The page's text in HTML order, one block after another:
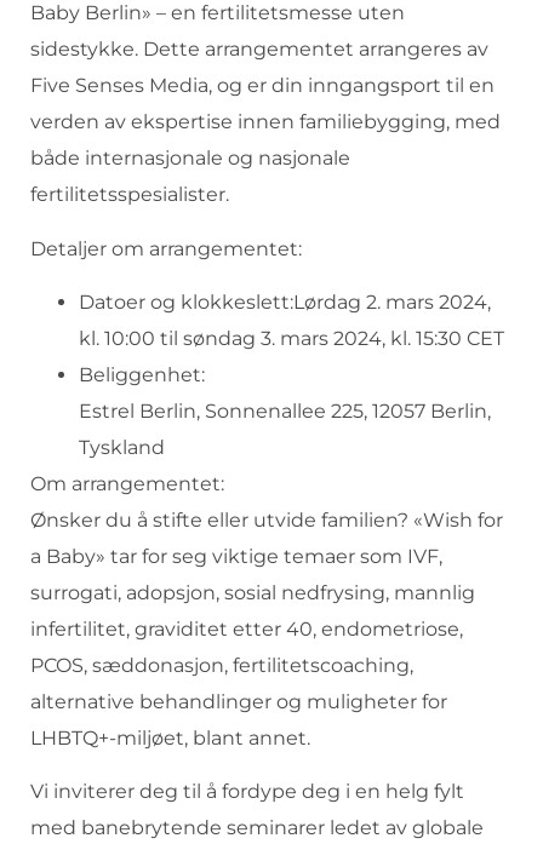
Baby Berlin» – en fertilitetsmesse uten
sidestykke. Dette arrangementet arrangeres av
Five Senses Media, og er din inngangsport til en
verden av ekspertise innen familiebygging, med
både internasjonale og nasjonale
fertilitetsspesialister.
Detaljer om arrangementet:
Datoer og klokkeslett:Lørdag 2. mars 2024,
kl. 10:00 til søndag 3. mars 2024, kl. 15:30 CET
Beliggenhet:
Estrel Berlin, Sonnenallee 225, 12057 Berlin,
Tyskland
Om arrangementet:
Ønsker du å stifte eller utvide familien? «Wish for
a Baby» tar for seg viktige temaer som IVF,
surrogati, adopsjon, sosial nedfrysing, mannlig
infertilitet, graviditet etter 40, endometriose,
PCOS, sæddonasjon, fertilitetscoaching,
alternative behandlinger og muligheter for
LHBTQ+-miljøet, blant annet.
Vi inviterer deg til å fordype deg i en helg fylt
med banebrytende seminarer ledet av globale